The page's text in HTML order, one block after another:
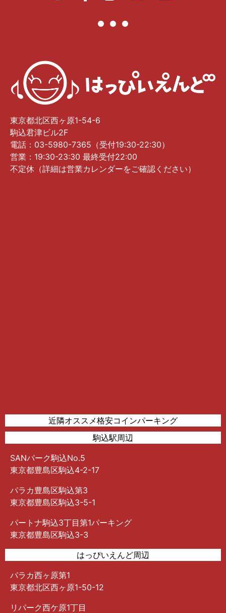
東京都北区西ヶ原1-54-6
駒込君津ビル2F
電話：03-5980-7365（受付19:30-22:30）
営業：19:30-23:30 最終受付22:00
不定休（詳細は営業カレンダーをご確認ください）
近隣オススメ格安コインパーキング
駒込駅周辺
SANパーク駒込No.5
東京都豊島区駒込4-2-17
パラカ豊島区駒込第3
東京都豊島区駒込3-5-1
パートナ駒込3丁目第1パーキング
東京都豊島区駒込3-3
はっぴいえんど周辺
パラカ西ヶ原第1
東京都北区西ヶ原1-50-12
リパーク西ケ原1丁目